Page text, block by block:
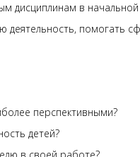
дисциплинам в
помогать
перспективными?
детей?